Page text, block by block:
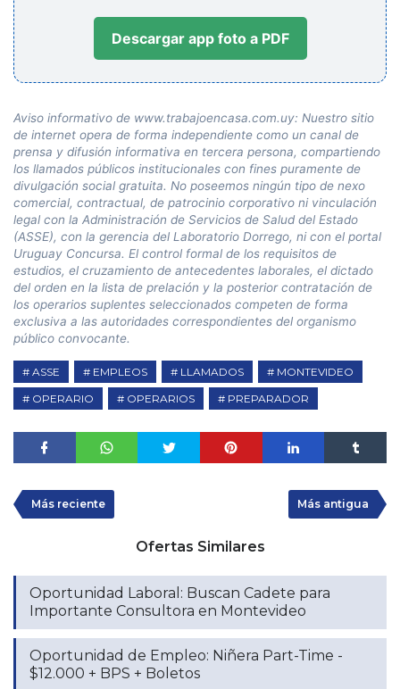
Descargar app foto a PDF
Aviso informativo de www.trabajoencasa.com.uy: Nuestro sitio
de internet opera de forma independiente como un canal de
prensa y difusión informativa en tercera persona, compartiendo
los llamados públicos institucionales con fines puramente de
divulgación social gratuita. No poseemos ningún tipo de nexo
comercial, contractual, de patrocinio corporativo ni vinculación
legal con la Administración de Servicios de Salud del Estado
(ASSE), con la gerencia del Laboratorio Dorrego, ni con el portal
Uruguay Concursa. El control formal de los requisitos de
estudios, el cruzamiento de antecedentes laborales, el dictado
del orden en la lista de prelación y la posterior contratación de
los operarios suplentes seleccionados competen de forma
exclusiva a las autoridades correspondientes del organismo
público convocante.
ASSE EMPLEOS LLAMADOS
MONTEVIDEO
OPERARIO
OPERARIOS PREPARADOR
Más reciente Más antigua
Ofertas Similares
Oportunidad Laboral: Buscan Cadete para
Importante Consultora en Montevideo
Oportunidad de Empleo: Niñera Part-Time -
$12.000 + BPS + Boletos